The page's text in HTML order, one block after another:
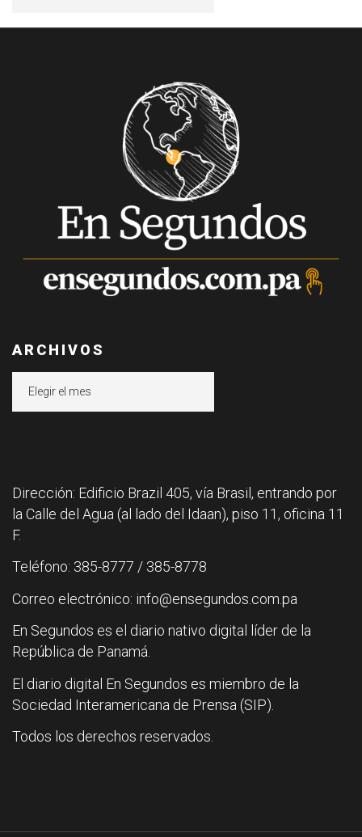
ARCHIVOS
Dirección: Edificio Brazil 405, vía Brasil, entrando por
la Calle del Agua (al lado del Idaan), piso 11, oficina 11
F.
Teléfono: 385-8777 / 385-8778
Correo electrónico: info@ensegundos.com.pa
En Segundos es el diario nativo digital líder de la
República de Panamá.
El diario digital En Segundos es miembro de la
Sociedad Interamericana de Prensa (SIP).
Todos los derechos reservados.